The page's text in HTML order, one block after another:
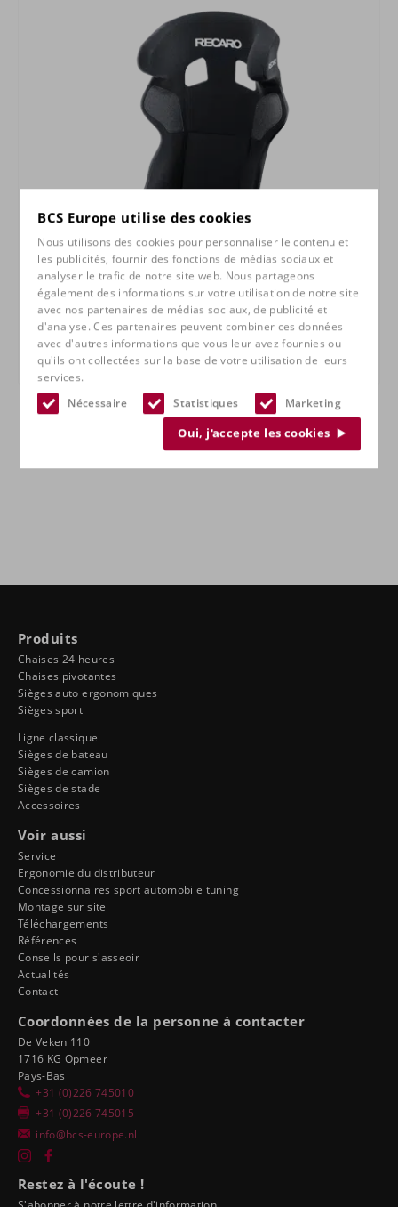
BCS Europe utilise des cookies
Nous utilisons des cookies pour personnaliser le contenu et
les publicités, fournir des fonctions de médias sociaux et
analyser le trafic de notre site web. Nous partageons
également des informations sur votre utilisation de notre site
avec nos partenaires de médias sociaux, de publicité et
d'analyse. Ces partenaires peuvent combiner ces données
avec d'autres informations que vous leur avez fournies ou
qu'ils ont collectées sur la base de votre utilisation de leurs
services.
Nécessaire
Statistiques Marketing
Oui, j'accepte les cookies
RECARO Pro Racer
Produits
Chaises 24 heures
Chaises pivotantes
Sièges auto ergonomiques
Sièges sport
Ligne classique
Sièges de bateau
Sièges de camion
Sièges de stade
Accessoires
Voir aussi
Service
Ergonomie du distributeur
Concessionnaires sport automobile tuning
Montage sur site
Téléchargements
Références
Conseils pour s'asseoir
Actualités
Contact
Coordonnées de la personne à contacter
De Veken 110
1716 KG Opmeer
Pays-Bas
+31 (0)226 745010
+31 (0)226 745015
info@bcs-europe.nl
Restez à l'écoute !